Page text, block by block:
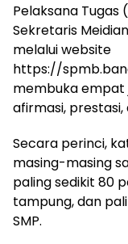
Pelaksana Tugas
Sekretaris
melalui website
https://
membuka empat
afirmasi, prestasi,
Secara perinci,
masing-masing
paling sedikit 80
tampung, dan
SMP.